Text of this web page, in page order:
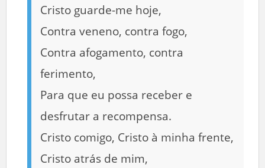
Cristo guarde-me hoje,
Contra veneno, contra fogo,
Contra afogamento, contra
ferimento,
Para que eu possa receber e
desfrutar a recompensa.
Cristo comigo, Cristo à minha frente,
Cristo atrás de mim,